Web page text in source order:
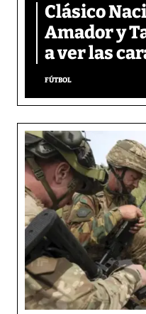
Clásico
Amador y
a ver las
FÚTBOL